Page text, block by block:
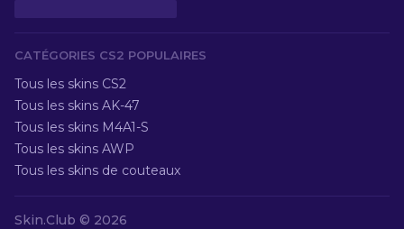
CATÉGORIES CS2 POPULAIRES
Tous les skins CS2
Tous les skins AK-47
Tous les skins M4A1-S
Tous les skins AWP
Tous les skins de couteaux
Skin.Club © 2026